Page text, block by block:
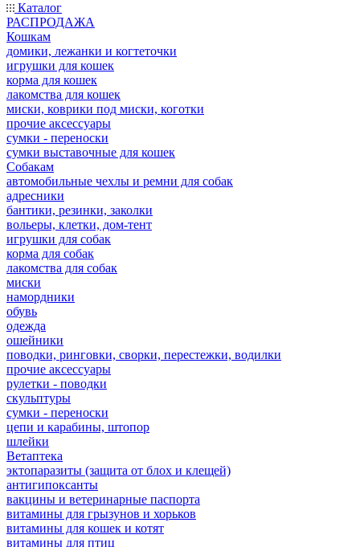
Каталог
РАСПРОДАЖА
Кошкам
домики, лежанки и когтеточки
игрушки для кошек
корма для кошек
лакомства для кошек
миски, коврики под миски, коготки
прочие аксессуары
сумки - переноски
сумки выставочные для кошек
Собакам
автомобильные чехлы и ремни для собак
адресники
бантики, резинки, заколки
вольеры, клетки, дом-тент
игрушки для собак
корма для собак
лакомства для собак
миски
намордники
обувь
одежда
ошейники
поводки, ринговки, сворки, перестежки, водилки
прочие аксессуары
рулетки - поводки
скульптуры
сумки - переноски
цепи и карабины, штопор
шлейки
Ветаптека
эктопаразиты (защита от блох и клещей)
антигипоксанты
вакцины и ветеринарные паспорта
витамины для грызунов и хорьков
витамины для кошек и котят
витамины для птиц